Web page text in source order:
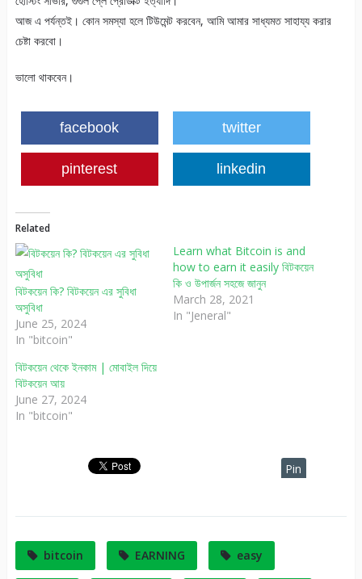
আজ এ পর্যন্তই। কোন সমস্যা হলে টিউমেন্ট করবেন, আমি আমার সাধ্যমত সাহায্য করার
চেষ্টা করবো।
ভালো থাকবেন।
facebook twitter
pinterest linkedin
Related
বিটকয়েন কি? বিটকয়েন এর সুবিধা
অসুবিধা
June 25, 2024
In "bitcoin"
Learn what Bitcoin is and
how to earn it easily বিটকয়েন
কি ও উপার্জন সহজে জানুন
March 28, 2021
In "Jeneral"
বিটকয়েন থেকে ইনকাম | মোবাইল দিয়ে
বিটকয়েন আয়
June 27, 2024
In "bitcoin"
Pin
bitcoin EARNING easy